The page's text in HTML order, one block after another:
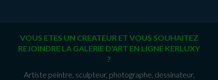
VOUS ETES UN CREATEUR ET VOUS SOUHAITEZ
REJOINDRE LA GALERIE D'ART EN LIGNE KERLUXY
?
Artiste peintre, sculpteur, photographe, dessinateur,